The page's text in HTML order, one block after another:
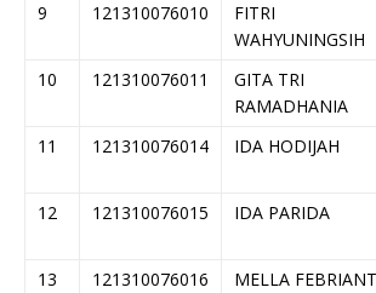
9
121310076010
FITRI
WAHYUNINGSIH
10
121310076011
GITA TRI
RAMADHANIA
11
121310076014 IDA HODIJAH
12
121310076015 IDA PARIDA
13
121310076016 MELLA